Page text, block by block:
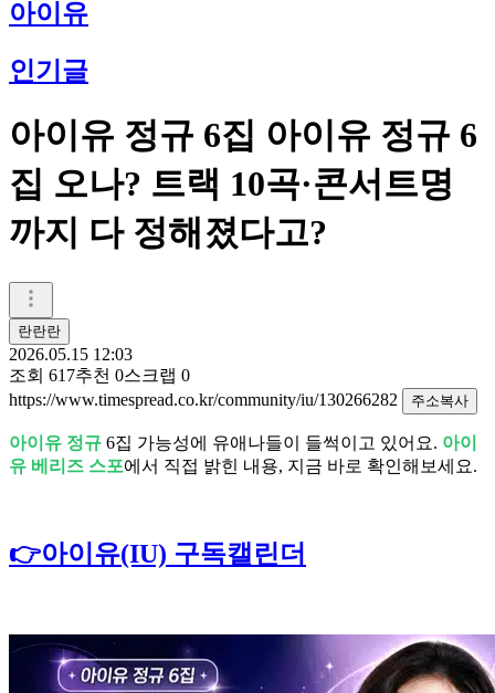
아이유
인기글
아이유 정규 6집 아이유 정규 6
집 오나? 트랙 10곡·콘서트명
까지 다 정해졌다고?
란란란
2026.05.15 12:03
조회 617추천 0스크랩 0
https://www.timespread.co.kr/community/iu/130266282
주소복사
아이유 정규 6집 가능성에 유애나들이 들썩이고 있어요. 아이
유 베리즈 스포에서 직접 밝힌 내용, 지금 바로 확인해보세요.
👉아이유(IU) 구독캘린더